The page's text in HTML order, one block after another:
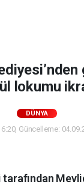
lokumu
DÜNYA
Güncelleme: